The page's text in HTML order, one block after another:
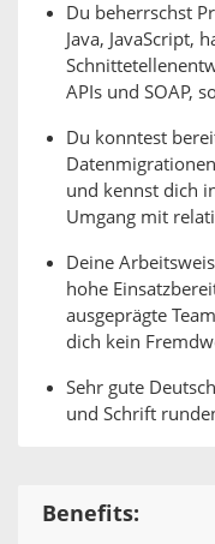
Du beherrschst
Java, JavaScript,
APIs und SOAP,
Du konntest
und kennst dich
Umgang mit
Deine
hohe
ausgeprägte
dich kein
Sehr gute
und Schrift
Benefits: